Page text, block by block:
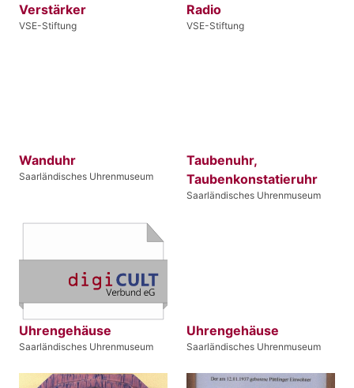
Verstärker
VSE-Stiftung
Radio
VSE-Stiftung
Wanduhr
Saarländisches Uhrenmuseum
Taubenuhr,
Taubenkonstatieruhr
Saarländisches Uhrenmuseum
Uhrengehäuse
Saarländisches Uhrenmuseum
Uhrengehäuse
Saarländisches Uhrenmuseum